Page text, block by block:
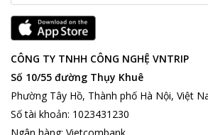
CÔNG TY TNHH CÔNG NGHỆ VNTRIP
Số 10/55 đường Thụy Khuê
Phường Tây Hồ, Thành phố Hà Nội, Việt
Số tài khoản: 1023431230